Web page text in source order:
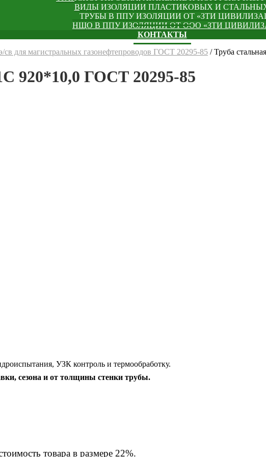
ВИДЫ ИЗОЛЯЦИИ ПЛАСТИКОВЫХ И
ТРУБЫ В ППУ ИЗОЛЯЦИИ ОТ «ЗТИ
НЩО В ППУ ИЗОЛЯЦИИ ОТ ООО «ЗТИ
КОНТАКТЫ
св для магистральных газонефтепроводов ГОСТ 20295-85 /Труба
ГОСТ 20295-85
УЗК контроль и термообработку.
сезона и от толщины стенки трубы.
товара в размере 22%.